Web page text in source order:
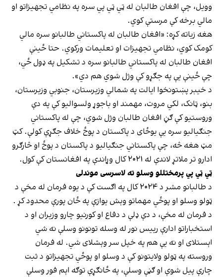
وویل، چې افغان طالبان له ټي ټي پي سره په نظامي تجهیزاتو او
مالي برخه کې مرستې کوي.
هغه زياته کړه: «افغان طالبان له پاکستاني طالبانو سره مالي
کومک کوي، نظامي تجهیزات او تعلیمات ورکوي. حتا ځینې
افغان طالبان له پاکستاني طالبانو سره د تشکيل په ډول ځي،
چې ځینې یې په جګړو کې وژل شوي هم دي».
د خیبر پښتونخوا ایالت په شمالي وزیرستان، جنوبي وزیرستان،
بنو، ټانک، لکي مروت، مهمند او باجوړ ولسوالیو کې په دې
وروستیو کې ګڼ افغان طالبان وژل شوي، چې له پاکستاني
جنګیالیو سره یې یوځای د پاکستان د پوځ خلاف جګړې کولې. کټ
مټ هغه څه، چې پاکستاني جنګیالیو د پاکستان د پوځ او څارګرو
ادارو تر ملاتړ لاندې له ۲۰۲۱ کال وړاندې په افغانستان کې کول.
ټي ټي پي پرمختللو وسلو ته لاسرسی موندلی
د طالبانو مشر د ۲۰۲۴ کال په اګست کې د یوه فرمان له مخې د
ټولو وسلو او پوځي مهماتو وېش یوازې په ځان پورې محدود کړ .
د فرمان له مخې، د دې ډلې د دفاع او کورنیو چارو وزیران او د
استخباراتو ادارې رییس نور له وسله تونونو وسلې نه شي
اېستلای او نه یې هم په خپل سر وېشلای شي. له فرمان
وروسته په ټولو ولایتونو کې د وسلو او پوځي تجهیزاتو د ثبت
چارې پیل شوې او ګڼې وسلې، په ځانګړې توګه اېم فور وسلې